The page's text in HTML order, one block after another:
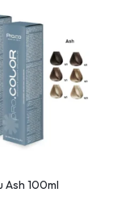
Ash 100ml